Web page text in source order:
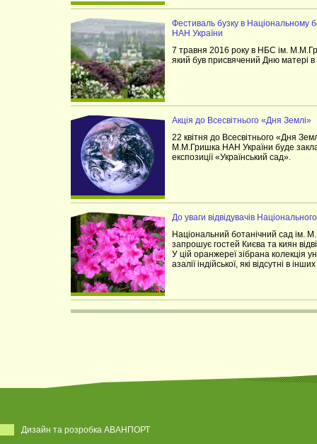
Фестиваль бузку в Національному
НАН України
7 травня 2016 року в НБС ім.
який був присвячений Дню матері в
Акція до Всесвітнього «Дня Землі»
22 квітня до Всесвітнього «Дня
М.М.Гришка НАН України буде
експозиції «Український сад».
До уваги відвідувачів
Національний ботанічний сад ім.
запрошує гостей Києва та киян
У цій оранжереї зібрана колекція
азалії індійської, які відсутні в
Дизайн та розробка АВАНПОРТ